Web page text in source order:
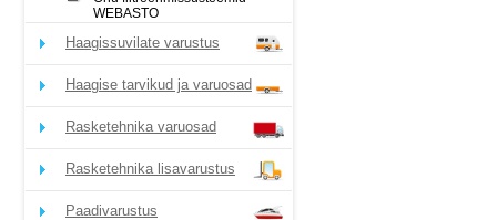
WEBASTO
Haagissuvilate varustus
Haagise tarvikud ja varuosad
Rasketehnika varuosad
Rasketehnika lisavarustus
Paadivarustus